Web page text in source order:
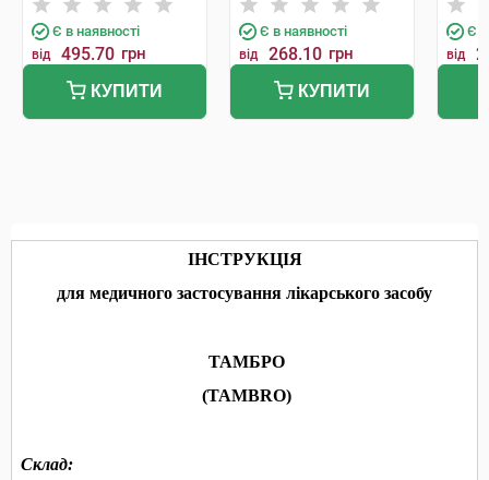
Є в наявності
від 495.70 грн
КУПИТИ
Є в наявності
від 268.10 грн
КУПИТИ
Є в
від